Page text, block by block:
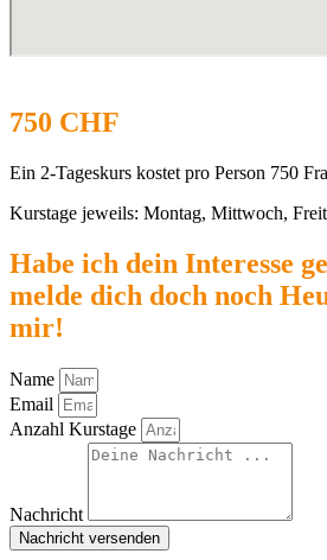
750 CHF
Ein 2-Tageskurs kostet pro Person 750
Kurstage jeweils: Montag, Mittwoch,
Habe ich dein Interesse
melde dich doch noch
mir!
Name
Email
Anzahl Kurstage
Nachricht
Nachricht versenden